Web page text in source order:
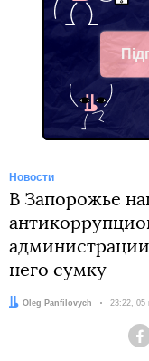
Новости
В Запорожье
него сумку
Автор:
Oleg Panfilovych Дата:
23:22, 05